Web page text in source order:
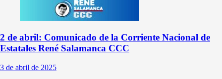
2 de abril: Comunicado de la Corriente Nacional de
Estatales René Salamanca CCC
3 de abril de 2025